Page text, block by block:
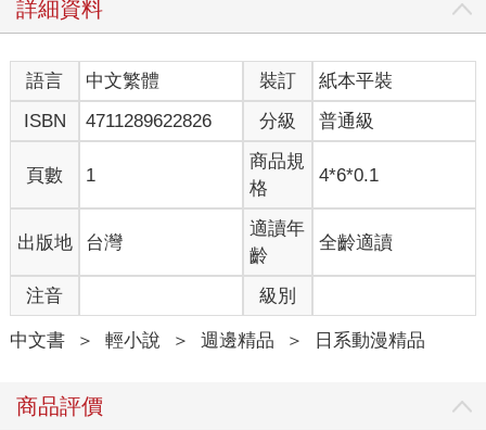
詳細資料
語言 中文繁體 裝訂
紙本平裝
ISBN
4711289622826 分級 普通級
頁數 1
商品規
格
4*6*0.1
出版地 台灣
適讀年
齡
全齡適讀
注音 級別
中文書 ＞ 輕小說 ＞ 週邊精品 ＞ 日系動漫精品
商品評價